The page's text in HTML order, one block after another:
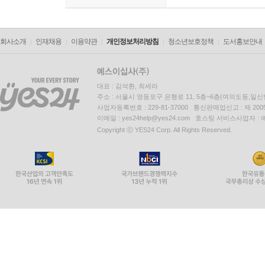
회사소개 인재채용 이용약관 개인정보처리방침 청소년보호정책 도서홍보안내
대표 : 김석환, 최세라
주소 : 서울시 영등포구 은행로 11, 5층~6층(여의도동,일신
사업자등록번호 : 229-81-37000 통신판매업신고 : 제
이메일 : yes24help@yes24.com 호스팅 서비스사업자 :
Copyright ⓒ YES24 Corp. All Rights Reserved.